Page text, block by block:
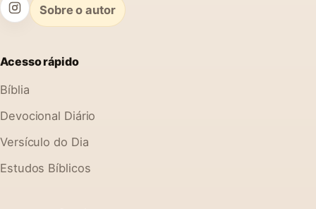
Sobre o autor
Acesso rápido
Bíblia
Devocional Diário
Versículo do Dia
Estudos Bíblicos